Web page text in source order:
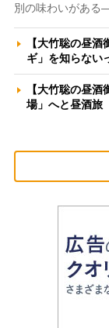
別の味わいがある
【大竹聡の昼
ギ」を知らな
【大竹聡の昼
場」へと昼酒